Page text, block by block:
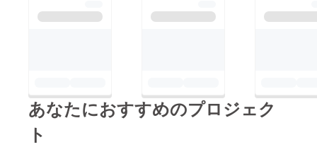
あなたにおすすめのプロジェク
ト